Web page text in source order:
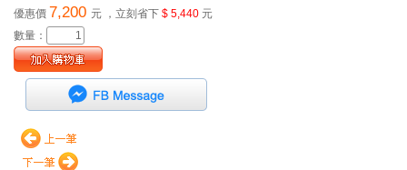
優惠價 7,200 元 ，立刻省下 $ 5,440 元
數量：